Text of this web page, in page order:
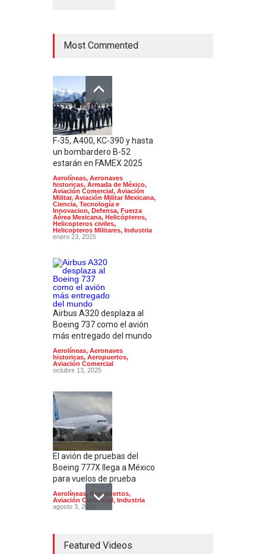
Most Commented
F-35, A400, KC-390 y hasta
un bombardero B-52
estarán en FAMEX 2025
Aerolíneas, Aeronaves
historicas, Armada de México,
Aviación Comercial, Aviación
Militar, Aviación Militar Mexicana,
Ciencia, Tecnología e
Innovacion, Defensa, Fuerza
Aérea Mexicana, Helicópteros,
Helicopteros civiles,
Helicopteros Militares, Industria
enero 23, 2025
Airbus A320 desplaza al
Boeing 737 como el avión
más entregado del mundo
Aerolíneas, Aeronaves
historicas, Aeropuertos,
Aviación Comercial
octubre 13, 2025
El avión de pruebas del
Boeing 777X llega a México
para vuelos de prueba
Aerolíneas, Aeropuertos,
Aviación Comercial , Industria
agosto 3, 2024
Featured Videos